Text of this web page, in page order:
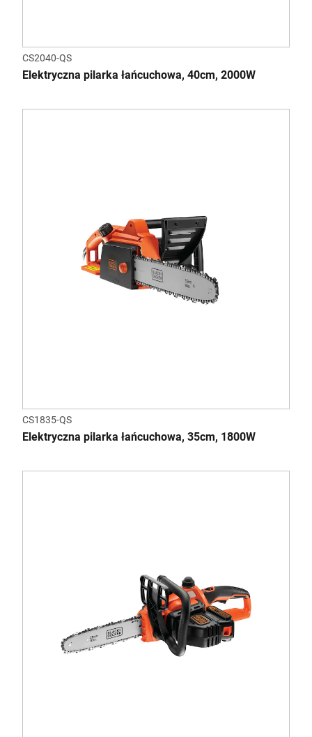
CS2040-QS
Elektryczna pilarka łańcuchowa, 40cm, 2000W
CS1835-QS
Elektryczna pilarka łańcuchowa, 35cm, 1800W